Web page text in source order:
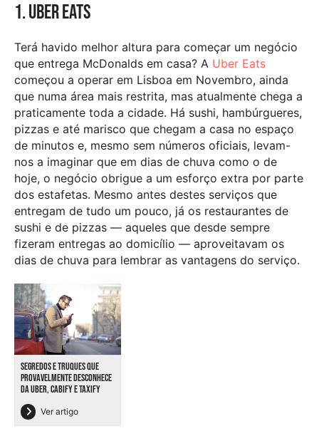
1. Uber Eats
Terá havido melhor altura para começar um negócio
que entrega McDonalds em casa? A Uber Eats
começou a operar em Lisboa em Novembro, ainda
que numa área mais restrita, mas atualmente chega a
praticamente toda a cidade. Há sushi, hambúrgueres,
pizzas e até marisco que chegam a casa no espaço
de minutos e, mesmo sem números oficiais, levam-
nos a imaginar que em dias de chuva como o de
hoje, o negócio obrigue a um esforço extra por parte
dos estafetas. Mesmo antes destes serviços que
entregam de tudo um pouco, já os restaurantes de
sushi e de pizzas — aqueles que desde sempre
fizeram entregas ao domicílio — aproveitavam os
dias de chuva para lembrar as vantagens do serviço.
SEGREDOS E TRUQUES QUE
PROVAVELMENTE DESCONHECE
DA UBER, CABIFY E TAXIFY
Ver artigo